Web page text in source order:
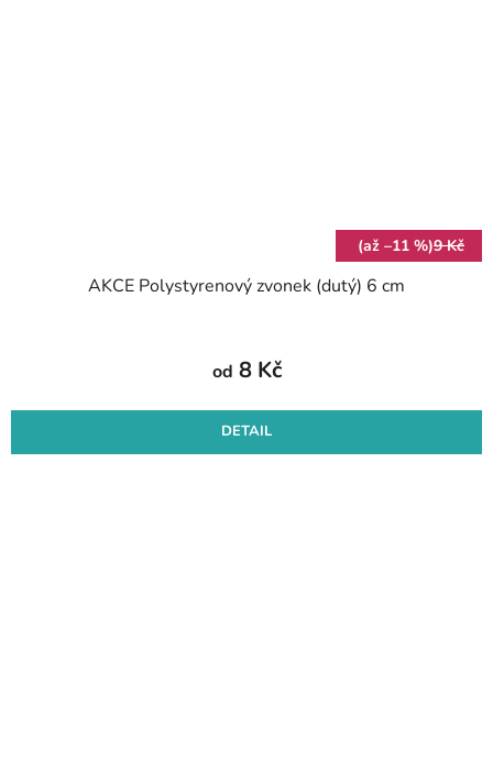
(až –11 %)9 Kč
AKCE Polystyrenový zvonek (dutý) 6 cm
od 8 Kč
DETAIL